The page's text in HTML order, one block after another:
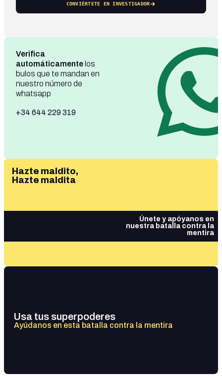
CONVIÉRTETE EN INVESTIGADOR
Verifica
automáticamente los
bulos que te mandan en
nuestro número de
whatsapp
+34 644 229 319
Hazte maldito,
Hazte maldita
Únete y apóyanos en
nuestra batalla contra la
mentira
Usa tus superpoderes
Ayúdanos en esta batalla contra la mentira